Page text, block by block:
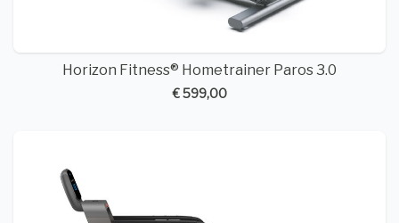
Horizon Fitness® Hometrainer Paros 3.0
€ 599,00